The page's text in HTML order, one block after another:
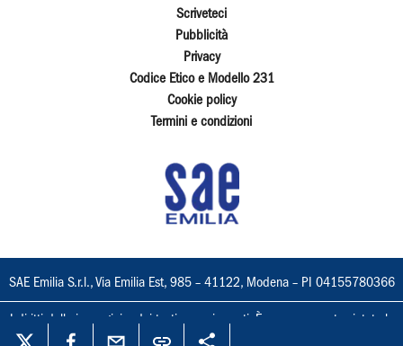
Scriveteci
Pubblicità
Privacy
Codice Etico e Modello 231
Cookie policy
Termini e condizioni
SAE Emilia S.r.l., Via Emilia Est, 985 – 41122, Modena – PI 04155780366
I diritti delle immagini e dei testi sono riservati. È espressamente vietata la
loro riproduzione con qualsiasi mezzo e l'adattamento totale o parziale.